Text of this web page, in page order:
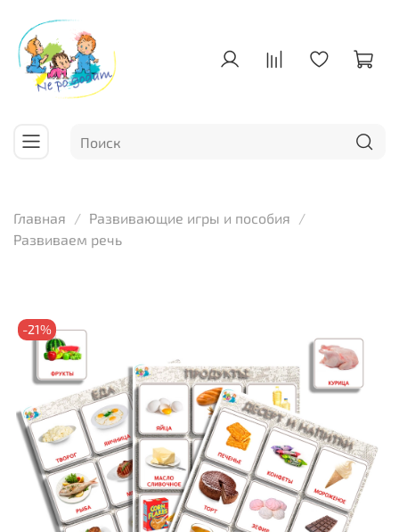
Главная
Развивающие игры и пособия
Развиваем речь
-21%